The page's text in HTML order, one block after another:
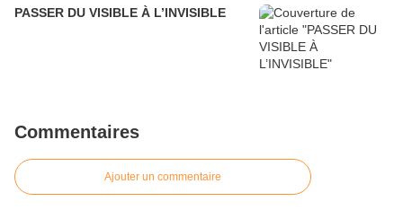
PASSER DU VISIBLE À L’INVISIBLE
Commentaires
Ajouter un commentaire